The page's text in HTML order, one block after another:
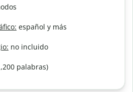
español y más
no incluido
palabras)